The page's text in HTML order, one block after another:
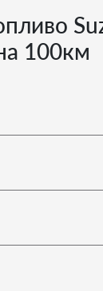
100км